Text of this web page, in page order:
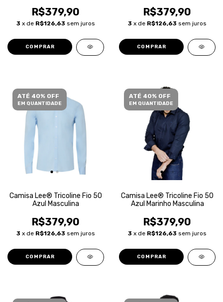
R$379,90
3 x de R$126,63 sem juros
COMPRAR
R$379,90
3 x de R$126,63 sem juros
COMPRAR
ATÉ 40% OFF
EM QUANTIDADE
Camisa Lee® Tricoline Fio 50
Azul Masculina
R$379,90
3 x de R$126,63 sem juros
COMPRAR
ATÉ 40% OFF
EM QUANTIDADE
Camisa Lee® Tricoline Fio 50
Azul Marinho Masculina
R$379,90
3 x de R$126,63 sem juros
COMPRAR